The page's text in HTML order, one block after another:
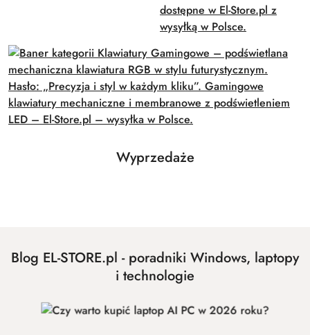
Pomiń karuzelę produktów
Produkty
Wyprzedaże
Blog EL-STORE.pl - poradniki Windows, laptopy
i technologie